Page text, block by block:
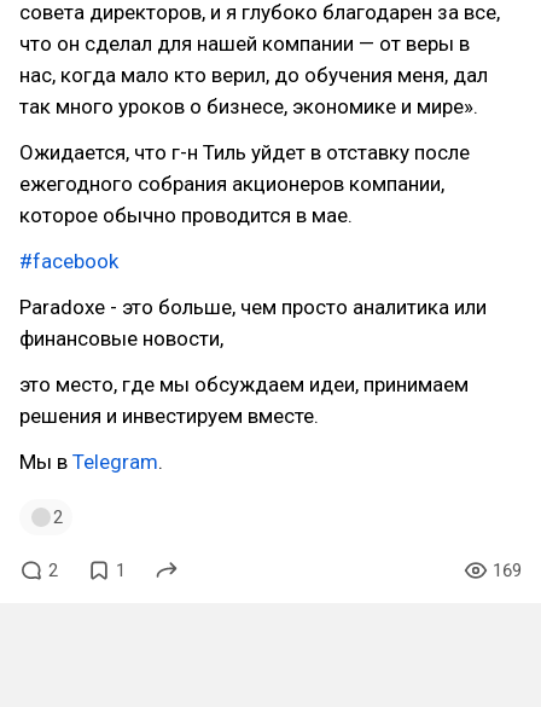
совета директоров, и я глубоко благодарен за все,
что он сделал для нашей компании — от веры в
нас, когда мало кто верил, до обучения меня, дал
так много уроков о бизнесе, экономике и мире».
Ожидается, что г-н Тиль уйдет в отставку после
ежегодного собрания акционеров компании,
которое обычно проводится в мае.
#facebook
Paradoxe - это больше, чем просто аналитика или
финансовые новости,
это место, где мы обсуждаем идеи, принимаем
решения и инвестируем вместе.
Мы в Telegram.
2
2 1 169